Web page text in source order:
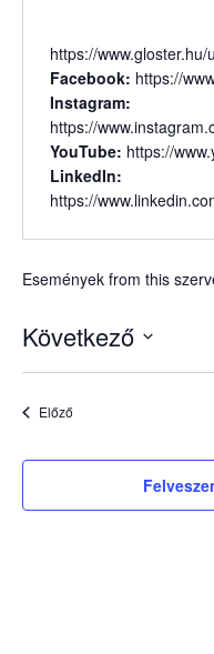
https://
Facebook: https://
Instagram:
https://
YouTube: https://
LinkedIn:
https://
Események from this
Következő
ElőzőEsemények